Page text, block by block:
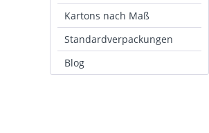
Kartons nach Maß
Standardverpackungen
Blog